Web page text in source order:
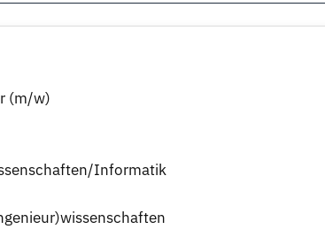
(m/w)
Informatik